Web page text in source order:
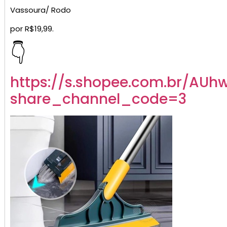
Vassoura/ Rodo
por R$19,99.
👇
https://s.shopee.com.br/
share_channel_code=3